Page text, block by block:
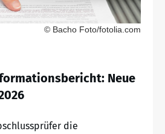
© Bacho Foto/fotolia.com
Neue
die